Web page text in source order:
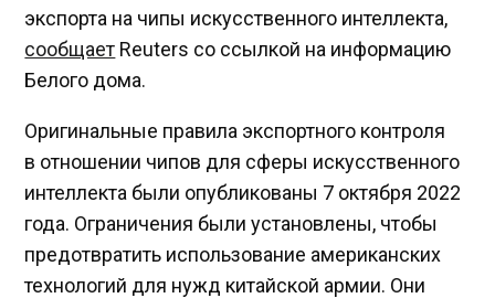
экспорта на чипы искусственного интеллекта,
сообщает Reuters со ссылкой на информацию
Белого дома.
Оригинальные правила экспортного контроля
в отношении чипов для сферы искусственного
интеллекта были опубликованы 7 октября 2022
года. Ограничения были установлены, чтобы
предотвратить использование американских
технологий для нужд китайской армии. Они